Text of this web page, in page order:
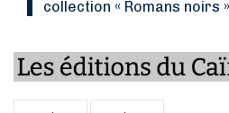
collection « Romans noirs »